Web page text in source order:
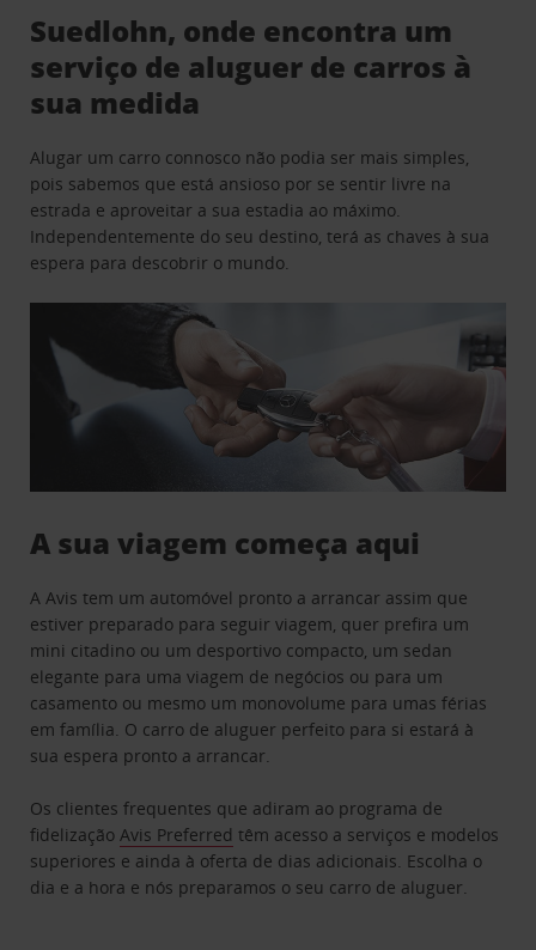
Suedlohn, onde encontra um
serviço de aluguer de carros à
sua medida
Alugar um carro connosco não podia ser mais simples,
pois sabemos que está ansioso por se sentir livre na
estrada e aproveitar a sua estadia ao máximo.
Independentemente do seu destino, terá as chaves à sua
espera para descobrir o mundo.
A sua viagem começa aqui
A Avis tem um automóvel pronto a arrancar assim que
estiver preparado para seguir viagem, quer prefira um
mini citadino ou um desportivo compacto, um sedan
elegante para uma viagem de negócios ou para um
casamento ou mesmo um monovolume para umas férias
em família. O carro de aluguer perfeito para si estará à
sua espera pronto a arrancar.
Os clientes frequentes que adiram ao programa de
fidelizaçãoAvis Preferred têm acesso a serviços e modelos
superiores e ainda à oferta de dias adicionais. Escolha o
dia e a hora e nós preparamos o seu carro de aluguer.